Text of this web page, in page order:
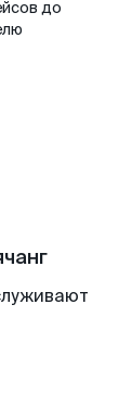
до